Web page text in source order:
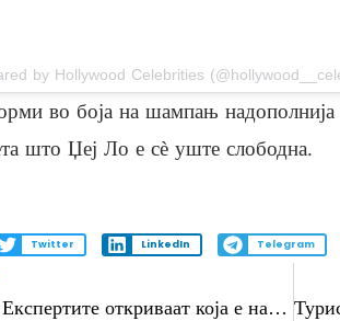
by Hollywood Celebrities
во боја на шампањ надополнија
што Џеј Ло е сè уште слободна.
Twitter LinkedIn Telegram
Не се јајца: Експертите откриваат која е најлошата храна за појадок за вашиот холестерол